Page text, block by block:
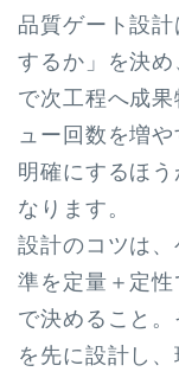
品質ゲート設
するか」を決
で次工程へ成
ュー回数を増
明確にするほ
なります。
設計のコツは
準を定量＋定
で決めること。
を先に設計し